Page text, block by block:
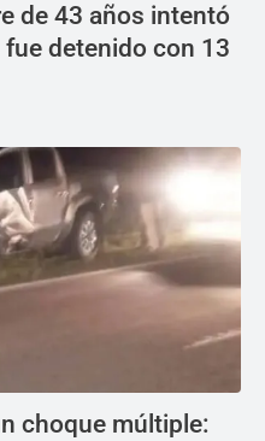
de 43 años intentó
detenido con 13
choque múltiple: